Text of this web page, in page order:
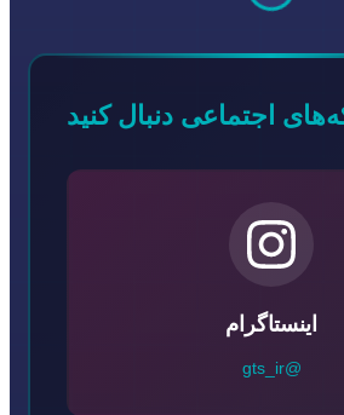
اجتماعی دنبال کنید
اینستاگرام
@gts_ir